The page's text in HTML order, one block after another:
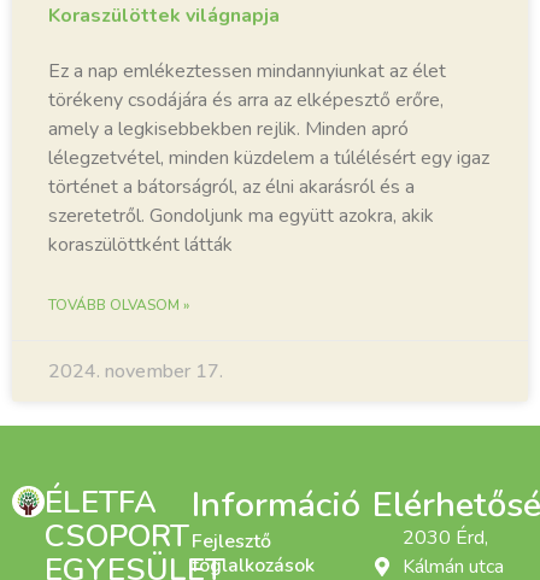
Koraszülöttek világnapja
Ez a nap emlékeztessen mindannyiunkat az élet
törékeny csodájára és arra az elképesztő erőre,
amely a legkisebbekben rejlik. Minden apró
lélegzetvétel, minden küzdelem a túlélésért egy igaz
történet a bátorságról, az élni akarásról és a
szeretetről. Gondoljunk ma együtt azokra, akik
koraszülöttként látták
TOVÁBB OLVASOM »
2024. november 17.
ÉLETFA
CSOPORT
EGYESÜLET
Információ
Fejlesztő
foglalkozások
2030 Érd,
Kálmán utca